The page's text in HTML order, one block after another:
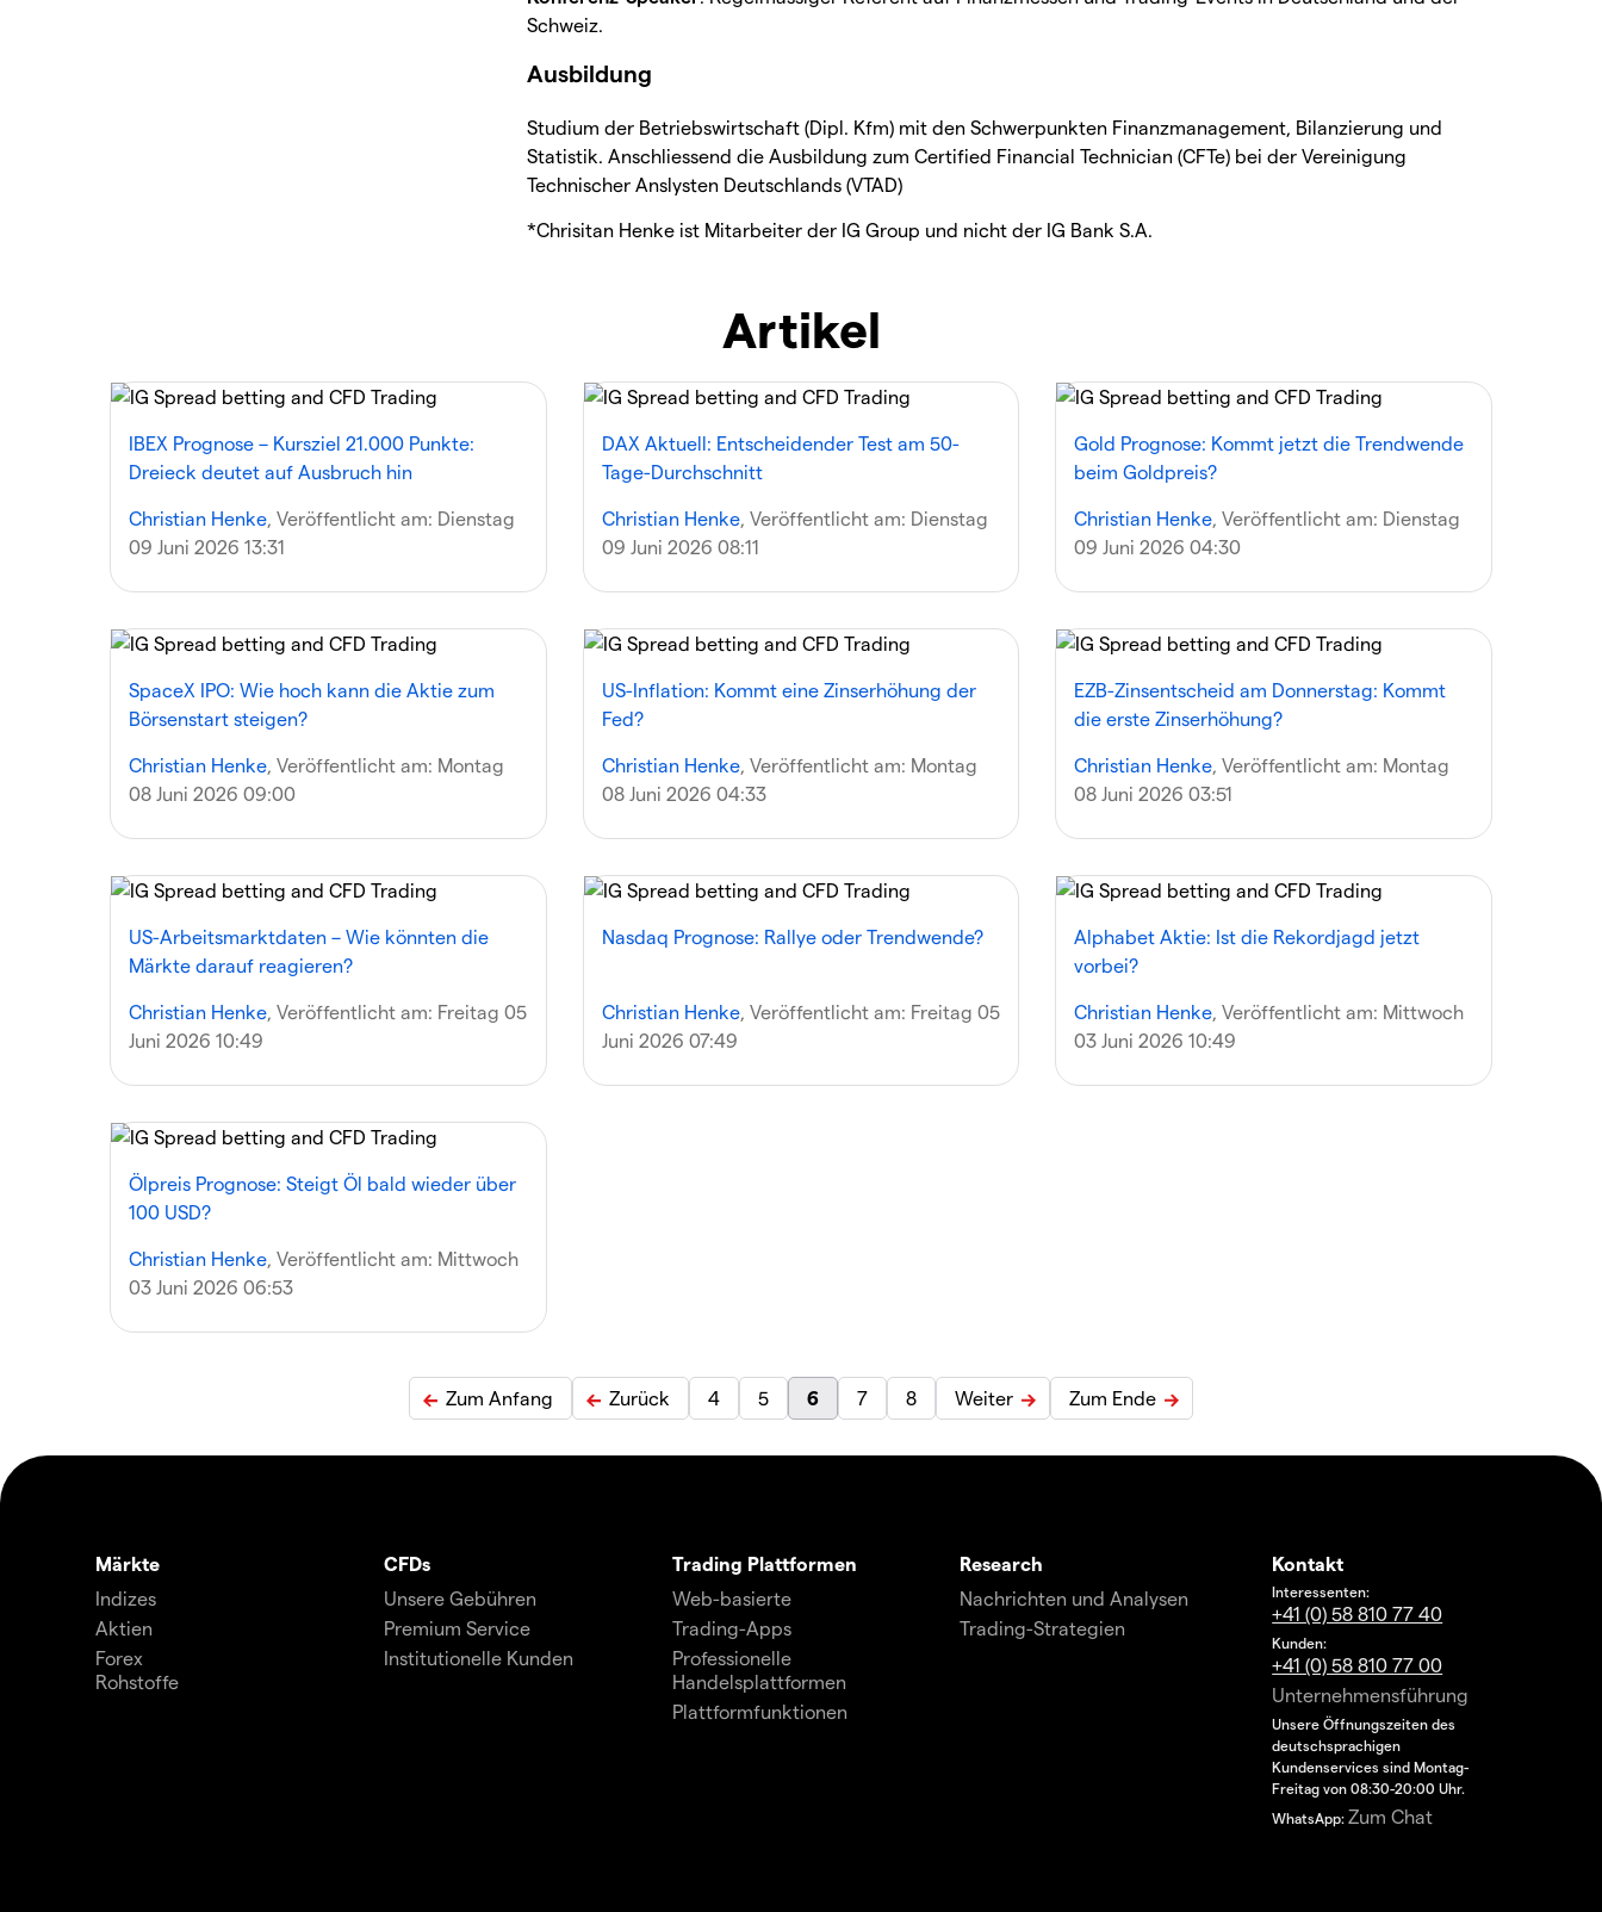
Schweiz.
Ausbildung
Studium der Betriebswirtschaft (Dipl. Kfm) mit den Schwerpunkten Finanzmanagement, Bilanzierung und
Statistik. Anschliessend die Ausbildung zum Certified Financial Technician (CFTe) bei der Vereinigung
Technischer Anslysten Deutschlands (VTAD)
*Chrisitan Henke ist Mitarbeiter der IG Group und nicht der IG Bank S.A.
Artikel
IBEX Prognose – Kursziel 21.000 Punkte:
Dreieck deutet auf Ausbruch hin
Christian Henke, Veröffentlicht am: Dienstag
09 Juni 2026 13:31
DAX Aktuell: Entscheidender Test am 50-
Tage-Durchschnitt
Christian Henke, Veröffentlicht am: Dienstag
09 Juni 2026 08:11
Gold Prognose: Kommt jetzt die Trendwende
beim Goldpreis?
Christian Henke, Veröffentlicht am: Dienstag
09 Juni 2026 04:30
SpaceX IPO: Wie hoch kann die Aktie zum
Börsenstart steigen?
Christian Henke, Veröffentlicht am: Montag
08 Juni 2026 09:00
US-Inflation: Kommt eine Zinserhöhung der
Fed?
Christian Henke, Veröffentlicht am: Montag
08 Juni 2026 04:33
EZB-Zinsentscheid am Donnerstag: Kommt
die erste Zinserhöhung?
Christian Henke, Veröffentlicht am: Montag
08 Juni 2026 03:51
US-Arbeitsmarktdaten – Wie könnten die
Märkte darauf reagieren?
Christian Henke, Veröffentlicht am: Freitag 05
Juni 2026 10:49
Nasdaq Prognose: Rallye oder Trendwende?
Christian Henke, Veröffentlicht am: Freitag 05
Juni 2026 07:49
Alphabet Aktie: Ist die Rekordjagd jetzt
vorbei?
Christian Henke, Veröffentlicht am: Mittwoch
03 Juni 2026 10:49
Ölpreis Prognose: Steigt Öl bald wieder über
100 USD?
Christian Henke, Veröffentlicht am: Mittwoch
03 Juni 2026 06:53
Zum Anfang Zurück 4 5 6 7 8 Weiter Zum Ende
Märkte
Indizes
Aktien
Forex
Rohstoffe
CFDs
Unsere Gebühren
Premium Service
Institutionelle Kunden
Trading Plattformen
Web-basierte
Trading-Apps
Professionelle
Handelsplattformen
Plattformfunktionen
Research
Nachrichten und Analysen
Trading-Strategien
Kontakt
Interessenten:
+41 (0) 58 810 77 40
Kunden:
+41 (0) 58 810 77 00
Unternehmensführung
Unsere Öffnungszeiten des
deutschsprachigen
Kundenservices sind Montag-
Freitag von 08:30-20:00 Uhr.
WhatsApp:Zum Chat